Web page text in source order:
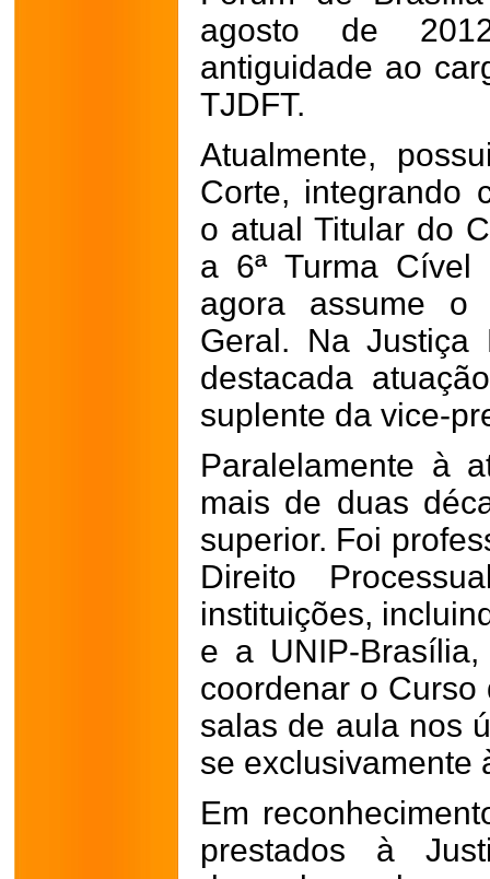
agosto de
antiguidade ao
TJDFT.
Atualmente,
Corte, integrando
o atual Titular do
a 6ª Turma
agora assume o
Geral. Na Justiça
destacada
suplente da vice-
Paralelamente à
mais de duas
superior. Foi
Direito
instituições,
e a UNIP-
coordenar o Curso
salas de aula nos
se exclusivamente
Em
prestados à